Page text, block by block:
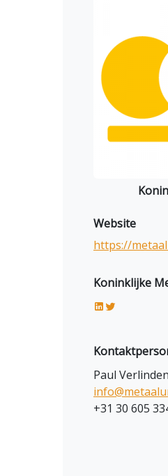
Website
https://
Koninklijke
Paul Verlinden
+31 30 605